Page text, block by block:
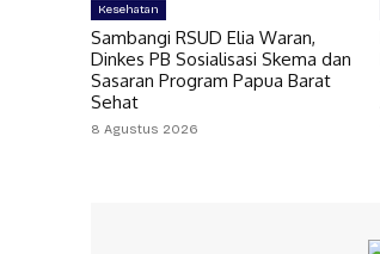
Kesehatan
Sambangi RSUD Elia Waran,
Dinkes PB Sosialisasi Skema dan
Sasaran Program Papua Barat
Sehat
8 Agustus 2026